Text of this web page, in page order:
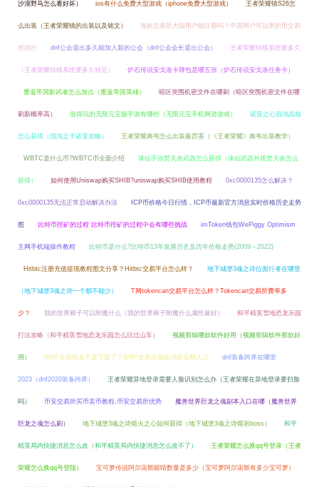
沙漠野马怎么看好坏） ios有什么免费大型游戏（iphone免费大型游戏） 王者荣耀镜S26怎
么出装（王者荣耀镜的出装以及铭文） 海妖交易所大陆用户能注册吗？中国用户可以用的币交易
所排行 dnf公会退出多久能加入新的公会（dnf公会会长退出公会） 王者荣耀转移系统要多久
（王者荣耀转移系统要多久转完） 炉石传说安戈洛卡牌包是哪五张（炉石传说安戈洛任务卡）
重返帝国影武者怎么加点（重返帝国英雄） 暗区突围机密文件在哪刷（暗区突围机密文件在哪
刷新概率高） 值得玩的无限元宝版手游有哪些（无限元宝手机网游游戏） 诺亚之心混沌晶核
怎么获得（混沌之子诺亚攻略） 王者荣耀典韦怎么出装最厉害（《王者荣耀》典韦出装教学）
WBTC是什么币?WBTC币全面介绍 诛仙手游焚天炎武器怎么获得（诛仙武器外观焚天炎怎么
获得） 如何使用Uniswap购买SHIB?uniswap购买SHIB使用教程 0xc0000135怎么解决？
0xc0000135无法正常启动解决办法 ICP币价格今日行情，ICP币最新官方消息实时价格历史走势
图 比特币挖矿的过程 比特币挖矿的过程中会有哪些挑战 imToken钱包WePiggy Optimism
主网手机端操作教程 比特币是什么?比特币13年发展历史及历年价格走势(2009～2022)
Hitbtc注册充值提现教程图文分享？Hitbtc交易平台怎么样？ 地下城堡3魂之诗位面行者在哪里
（地下城堡3魂之诗一个都不能少） T网tokencan交易平台怎么样？Tokencan交易所费率多
少？ 我的世界裤子可以附魔什么（我的世界裤子附魔什么属性最好） 和平精英雪地恐龙乐园
打法攻略（和平精英雪地恐龙乐园怎么玩过山车） 视频剪辑哪款软件好用（视频剪辑软件那款好
用） WBF交易所是不是下架了？WBF交易所最新消息官网入口 dnf装备跨界在哪里
2023（dnf2020装备跨界） 王者荣耀异地登录需要人脸识别怎么办（王者荣耀在异地登录要扫脸
吗） 币安交易所买币卖币教程,币安交易所优势 魔兽世界巨龙之魂副本入口在哪（魔兽世界
巨龙之魂怎么刷） 地下城堡3魂之诗熔火之心如何获得（地下城堡3魂之诗熔岩boss） 和平
精英局内快捷消息怎么改（和平精英局内快捷消息怎么改不了） 王者荣耀怎么换qq号登录（王者
荣耀怎么换qq号登陆） 宝可梦传说阿尔宙斯眼睛数量是多少（宝可梦阿尔宙斯有多少宝可梦）